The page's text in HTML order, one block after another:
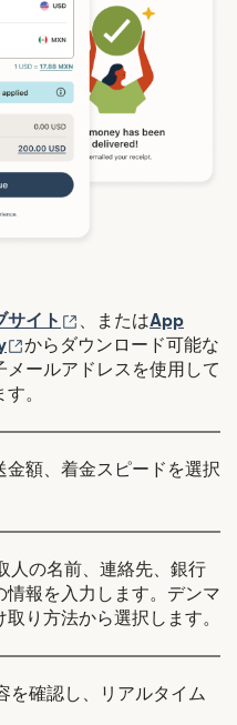
サイト （別ウィンドウで
、またはApp
で開きます）
（別ウィンドウで開きま
からダウンロード可能な
メールアドレスを使用して
。
金額、着金スピードを選択
人の名前、連絡先、銀行
情報を入力します。デンマ
り方法から選択します。
を確認し、リアルタイム